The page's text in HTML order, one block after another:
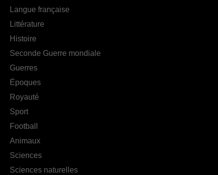
Langue française
Littérature
Histoire
Seconde Guerre mondiale
Guerres
Époques
Royauté
Sport
Football
Animaux
Sciences
Sciences naturelles